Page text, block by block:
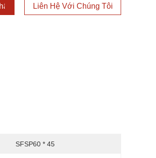
Liên Hệ Với Chúng Tôi
SFSP60 * 45